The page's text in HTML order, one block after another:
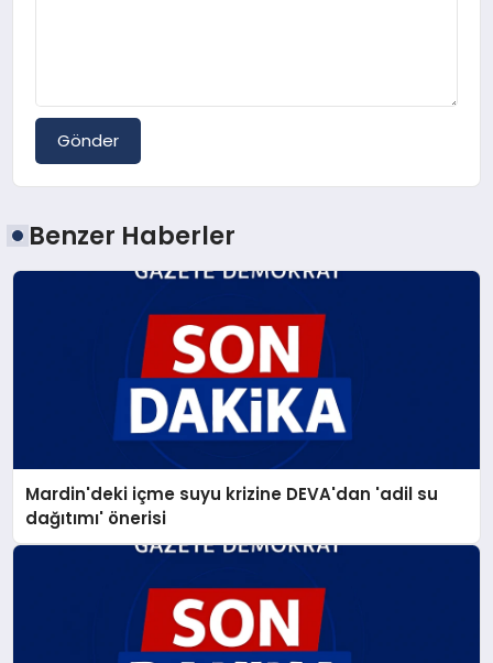
Gönder
Benzer Haberler
Mardin'deki içme suyu krizine DEVA'dan 'adil su
dağıtımı' önerisi